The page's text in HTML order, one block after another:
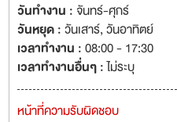
วันทำงาน : จันทร์-ศุกร์
วันหยุด :วันเสาร์,วันอาทิตย์
เวลาทำงาน :08:00 - 17:30
เวลาทำงานอื่นๆ :ไม่ระบุ
หน้าที่ความรับผิดชอบ